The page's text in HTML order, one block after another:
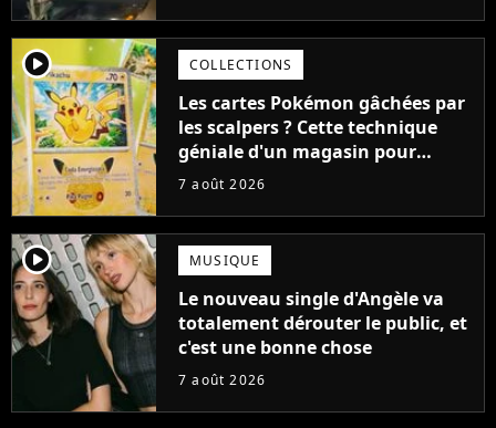
player2 COLLECTIONS
Les cartes Pokémon gâchées par
les scalpers ? Cette technique
géniale d'un magasin pour
ruiner les revendeurs
7 août 2026
player2 MUSIQUE
Le nouveau single d'Angèle va
totalement dérouter le public, et
c'est une bonne chose
7 août 2026